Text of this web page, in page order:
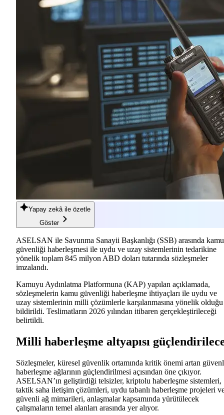
Yapay zekâ ile özetle
Göster
ASELSAN ile Savunma Sanayii Başkanlığı (SSB) arasında kamu
güvenliği haberleşmesi ile uydu ve uzay sistemlerinin tedarikine
yönelik toplam 845 milyon ABD doları tutarında sözleşmeler
imzalandı.
Kamuyu Aydınlatma Platformuna (KAP) yapılan açıklamada,
sözleşmelerin kamu güvenliği haberleşme ihtiyaçları ile uydu ve
uzay sistemlerinin milli çözümlerle karşılanmasına yönelik olduğu
bildirildi. Teslimatların 2026 yılından itibaren gerçekleştirileceği
belirtildi.
Milli haberleşme altyapısı
Sözleşmeler, küresel güvenlik ortamında kritik önemi artan
haberleşme ağlarının güçlendirilmesi açısından öne çıkıyor.
ASELSAN’ın geliştirdiği telsizler, kriptolu haberleşme sistemleri,
taktik saha iletişim çözümleri, uydu tabanlı haberleşme projeleri
güvenli ağ mimarileri, anlaşmalar kapsamında yürütülecek
çalışmaların temel alanları arasında yer alıyor.